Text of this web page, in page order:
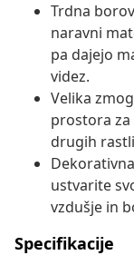
Trdna
naravni
pa dajejo
videz.
Velika
prostora za
drugih
ustvarite
vzdušje in
Specifikacije